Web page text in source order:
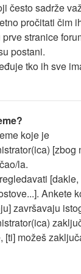
često sadrže
pročitati čim
stranice
postani.
tko ih sve
koje je
[zbog
la.
Ankete
završavaju
[ti] možeš